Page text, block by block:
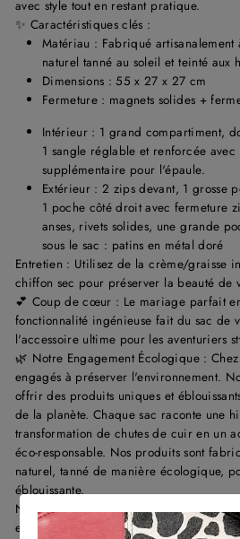
avec style tout en restant pratique.
✨ Caractéristiques clés :
Matériau : Fabriqué
naturel tanné au soleil et teinté aux
Dimensions : 55 x 27x 27 cm
Fermeture : magnets solides +
Intérieur : 1 grand compartiment,
1 sangle réglable et renforcée
supplémentaire pour l'épaule.
Extérieur :2 zips devant, 1 grosse
1 poche côté droit avec fermeture
anses, rivets solides, une grande
sous le sac : patins en métal doré
Entretien : Utilisez de la crème/graisse
chiffon sec pour préserver la beauté de
💕 Coup de cœur : Le mariage parfait
fonctionnalité ingénieuse fait du sac de
l'accessoire ultime pour les aventuriers
🌿 Notre Engagement Écologique : Chez
engagés à préserver l'environnement.
offrir des produits uniques et
de la planète. Chaque sac raconte une
transformation de chutes de cuir en un
éco-responsable. Nos produits sont
naturel, tanné de manière écologique,
éblouissante.
N'hésitez plus ! Adoptez-le et laissez
engagement pour une mode éthique et